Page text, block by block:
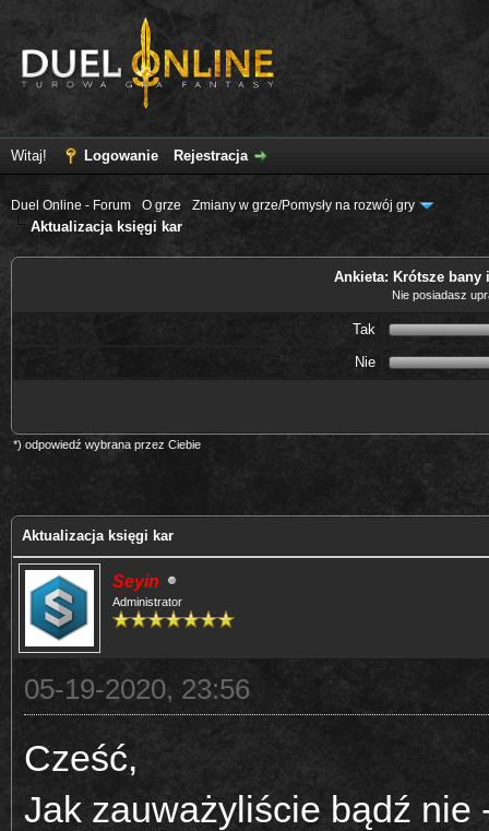
Witaj! Logowanie Rejestracja
Duel Online - Forum O grze Zmiany w grze/Pomysły na rozwój gry
Aktualizacja księgi kar
Ankieta: Krótsze bany
Nie posiadasz
Tak
Nie
*) odpowiedź wybrana przez Ciebie
Aktualizacja księgi kar
Seyin
Administrator
05-19-2020, 23:56
Cześć,
Jak zauważyliście bądź nie